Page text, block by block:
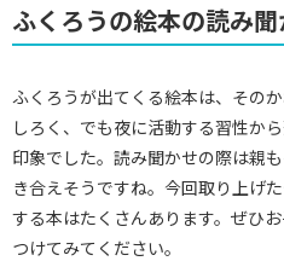
ふくろうの絵本の読み
ふくろうが出てくる絵本は、その
しろく、でも夜に活動する習性か
印象でした。読み聞かせの際は親
き合えそうですね。今回取り上げ
する本はたくさんあります。ぜひ
つけてみてください。